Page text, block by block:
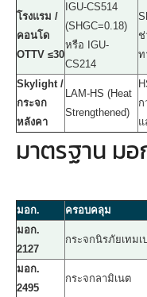
โรงแรม /
คอนโด
OTTV ≤30
IGU-CS514
(SHGC=0.18)
หรือ IGU-
CS214
ช่
ท
Skylight /
กระจก
หลังคา
LAM-HS (Heat
Strengthened)
ก
มาตรฐาน ม
มอก. ครอบคลุม
มอก.
2127
กระจกนิรภัยเทมเ
มอก.
2495
กระจกลามิเนต